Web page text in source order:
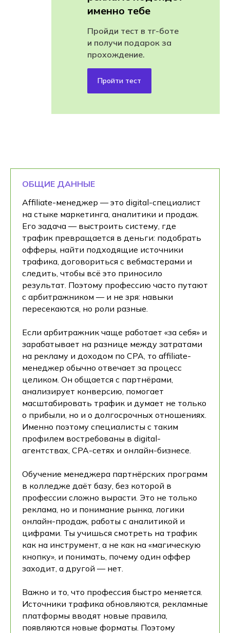
именно тебе
Пройди тест в тг-боте
и получи подарок за
прохождение.
Пройти тест
ОБЩИЕ ДАННЫЕ
Affiliate-менеджер — это digital-специалист
на стыке маркетинга, аналитики и продаж.
Его задача — выстроить систему, где
трафик превращается в деньги: подобрать
офферы, найти подходящие источники
трафика, договориться с вебмастерами и
следить, чтобы всё это приносило
результат. Поэтому профессию часто путают
с арбитражником — и не зря: навыки
пересекаются, но роли разные.
Если арбитражник чаще работает «за себя» и
зарабатывает на разнице между затратами
на рекламу и доходом по CPA, то affiliate-
менеджер обычно отвечает за процесс
целиком. Он общается с партнёрами,
анализирует конверсию, помогает
масштабировать трафик и думает не только
о прибыли, но и о долгосрочных отношениях.
Именно поэтому специалисты с таким
профилем востребованы в digital-
агентствах, CPA-сетях и онлайн-бизнесе.
Обучение менеджера партнёрских программ
в колледже даёт базу, без которой в
профессии сложно вырасти. Это не только
реклама, но и понимание рынка, логики
онлайн-продаж, работы с аналитикой и
цифрами. Ты учишься смотреть на трафик
как на инструмент, а не как на «магическую
кнопку», и понимать, почему один оффер
заходит, а другой — нет.
Важно и то, что профессия быстро меняется.
Источники трафика обновляются, рекламные
платформы вводят новые правила,
появляются новые форматы. Поэтому